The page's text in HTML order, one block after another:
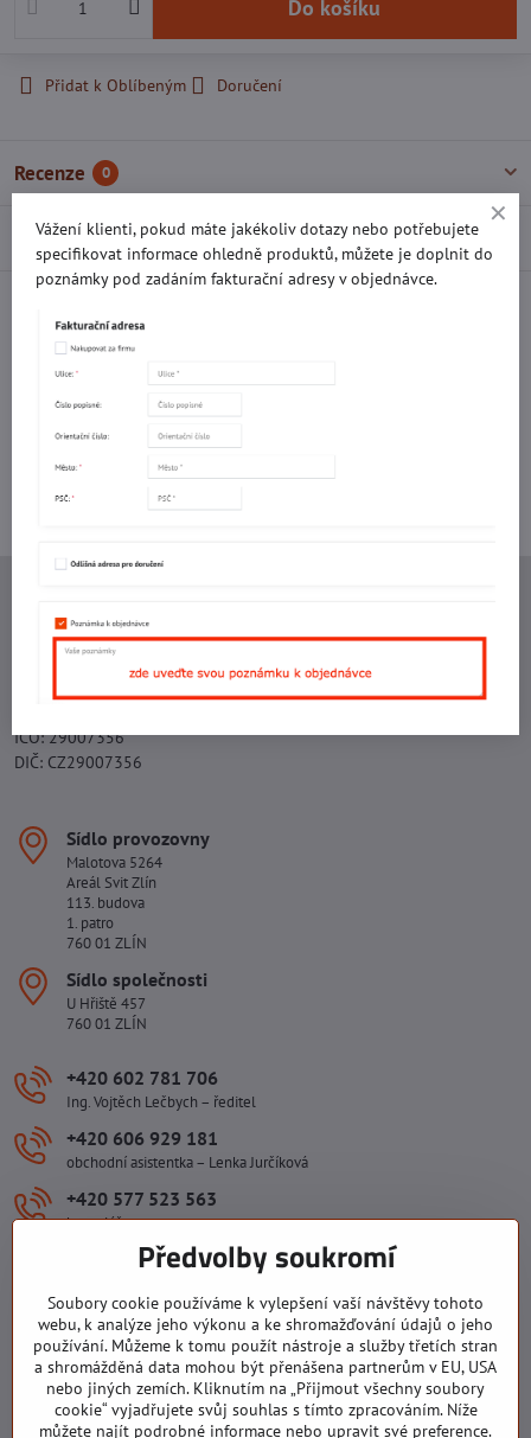
Do košíku
Přidat k Oblíbeným Doručení
Recenze 0
Diskuse 0
FacebookTwitter
Potřebujete poradit s objednávkou?
+420 577 523 563
IČO: 60560908
DIČ: CZ5602130809
IČO: 29007356
DIČ: CZ29007356
Sídlo provozovny
Malotova 5264
Areál Svit Zlín
113. budova
1. patro
760 01 ZLÍN
Sídlo společnosti
U Hřiště 457
760 01 ZLÍN
+420 602 781 706
Ing. Vojtěch Lečbych – ředitel
+420 606 929 181
obchodní asistentka – Lenka Jurčíková
+420 577 523 563
kancelář
ivlecbych​@seznam​.cz
Důležité odkazy
Všechny texty, obrázky a fotografie jsou majetkem společnosti Ing.
Vojtěch Lečbych - IVL. Kopírovat obsah těchto stránek můžete jen se
Předvolby soukromí
Soubory cookie používáme k vylepšení vaší návštěvy tohoto
webu, k analýze jeho výkonu a ke shromažďování údajů o jeho
používání. Můžeme k tomu použít nástroje a služby třetích stran
a shromážděná data mohou být přenášena partnerům v EU, USA
nebo jiných zemích. Kliknutím na „Přijmout všechny soubory
cookie“ vyjadřujete svůj souhlas s tímto zpracováním. Níže
můžete najít podrobné informace nebo upravit své preference.
Vážení klienti, pokud máte jakékoliv dotazy nebo potřebujete
specifikovat informace ohledně produktů, můžete je doplnit do
poznámky pod zadáním fakturační adresy v objednávce.